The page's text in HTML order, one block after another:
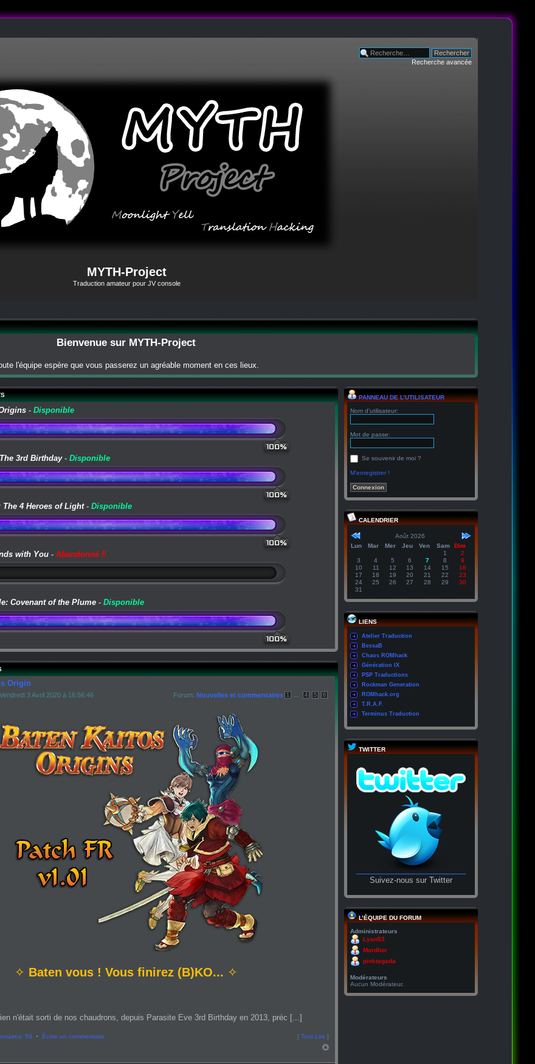
Recherche avancée
MYTH-Project
Traduction amateur pour JV console
Bienvenue sur MYTH-Project
l'équipe espère que vous passerez un agréable moment en ces lieux.
- Disponible
100%
3rd Birthday- Disponible
100%
The 4 Heroes of Light- Disponible
100%
with You- Abandonné !!
Covenant of the Plume- Disponible
100%
Origin
1 4 5 6
3 Avril 2020 à 16:56:46 Forum: Nouvelles et commentaires
✧ Baten vous ! Vous finirez (B)KO... ✧
n'était sorti de nos chaudrons, depuis Parasite Eve 3rd Birthday en 2013, préc [...]
50• Écrire un commentaire [ Tout Lire ]
PANNEAU DE L’UTILISATEUR
Nom d’utilisateur:
Mot de passe:
Se souvenir de moi ?
M’enregistrer !
CALENDRIER
Août 2026
Lun
Mar Mer Jeu Ven Sam
Dim
1
2
3
4 5 6 7 8
9
10
11 12 13 14 15
16
17
18 19 20 21 22
23
24
25 26 27 28 29
30
31
LIENS
Atelier Traduction
BessaB
Chaos ROMhack
Génération IX
PSP Traductions
Rockman Generation
ROMhack.org
T.R.A.F.
Terminus Traduction
TWITTER
Suivez-nous sur Twitter
L’ÉQUIPE DU FORUM
Administrateurs
Lyan53
Mardhor
pinktagada
Modérateurs
Aucun Modérateur.